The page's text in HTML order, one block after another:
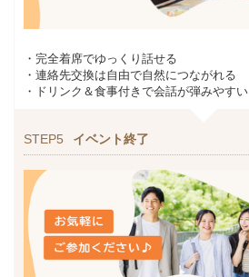
・完全着席でゆっくり話せる
・連絡先交換は自由で自然につながれる
・ドリンク＆食事付きで会話が弾みやすい
STEP5 イベント終了